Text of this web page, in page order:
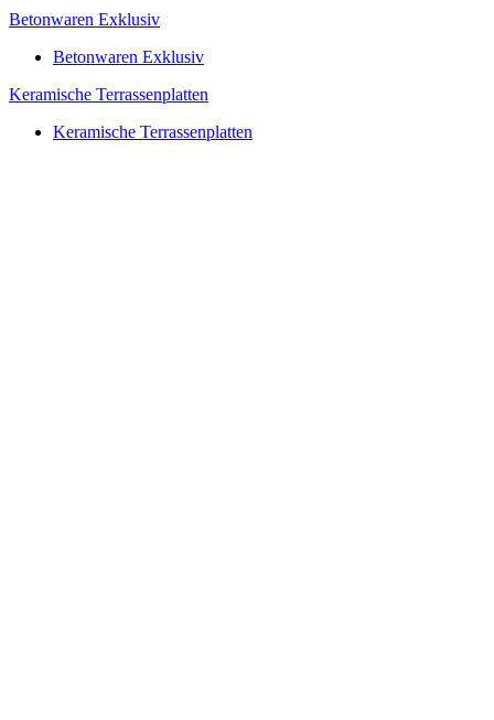
Betonwaren Exklusiv
Betonwaren Exklusiv
Keramische Terrassenplatten
Keramische Terrassenplatten